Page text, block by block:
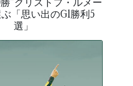
「思い出のG1勝利5
選」